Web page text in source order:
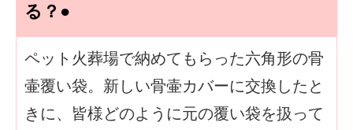
る？●
ペット火葬場で納めてもらった六角形の骨
壷覆い袋。新しい骨壷カバーに交換したと
きに、皆様どのように元の覆い袋を扱って